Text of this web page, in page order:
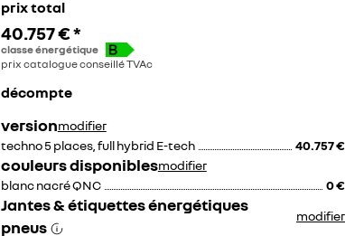
prix total
40.757 €*
classe énergétique
prix catalogue conseillé TVAc
décompte
versionmodifier
techno 5 places, full hybrid E-tech
40.757 €
couleurs disponiblesmodifier
blanc nacré QNC
0 €
Jantes & étiquettes énergétiques
pneus
modifier